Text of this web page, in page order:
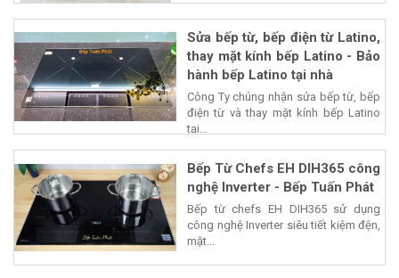
Sửa bếp từ, bếp điện từ Latino,
thay mặt kính bếp Latino - Bảo
hành bếp Latino tại nhà
Công Ty chúng nhận sửa bếp từ, bếp
điện từ và thay mặt kính bếp Latino
tại...
Bếp Từ Chefs EH DIH365 công
nghệ Inverter - Bếp Tuấn Phát
Bếp từ chefs EH DIH365 sử dụng
công nghệ Inverter siêu tiết kiệm đện,
mặt...